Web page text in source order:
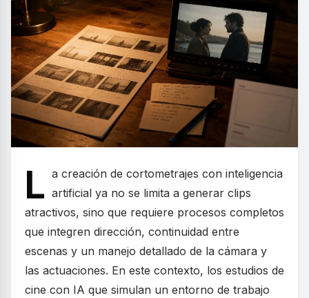
L a creación de cortometrajes con inteligencia
artificial ya no se limita a generar clips
atractivos, sino que requiere procesos completos
que integren dirección, continuidad entre
escenas y un manejo detallado de la cámara y
las actuaciones. En este contexto, los estudios de
cine con IA que simulan un entorno de trabajo